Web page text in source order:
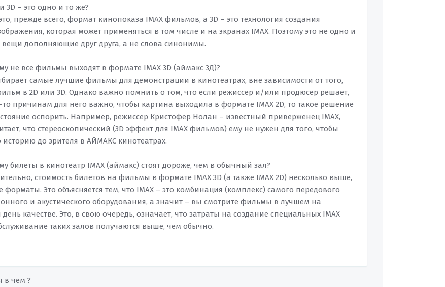
3D – это одно и то же?
прежде всего, формат кинопоказа IMAX фильмов, а 3D – это технология создания
которая может применяться в том числе и на экранах IMAX. Поэтому это не одно и
вещи дополняющие друг друга, а не слова синонимы.
не все фильмы выходят в формате IMAX 3D (аймакс 3Д)?
самые лучшие фильмы для демонстрации в кинотеатрах, вне зависимости от того,
в 2D или 3D. Однако важно помнить о том, что если режиссер и/или продюсер решает,
причинам для него важно, чтобы картина выходила в формате IMAX 2D, то такое решение
оспорить. Например, режиссер Кристофер Нолан – известный приверженец IMAX,
что стереоскопический (3D эффект для IMAX фильмов) ему не нужен для того, чтобы
историю до зрителя в АЙМАКС кинотеатрах.
билеты в кинотеатр IMAX (аймакс) стоят дороже, чем в обычный зал?
стоимость билетов на фильмы в формате IMAX 3D (а также IMAX 2D) несколько выше,
форматы. Это объясняется тем, что IMAX – это комбинация (комплекс) самого передового
и акустического оборудования, а значит – вы смотрите фильмы в лучшем на
качестве. Это, в свою очередь, означает, что затраты на создание специальных IMAX
таких залов получаются выше, чем обычно.
в чем ?